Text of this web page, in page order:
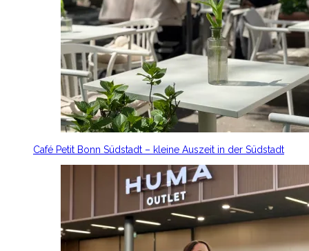
Café Petit Bonn Südstadt – kleine Auszeit in der Südstadt